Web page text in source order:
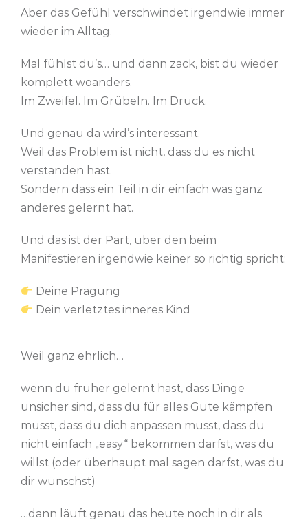
Aber das Gefühl verschwindet irgendwie immer
wieder im Alltag.
Mal fühlst du’s… und dann zack, bist du wieder
komplett woanders.
Im Zweifel. Im Grübeln. Im Druck.
Und genau da wird’s interessant.
Weil das Problem ist nicht, dass du es nicht
verstanden hast.
Sondern dass ein Teil in dir einfach was ganz
anderes gelernt hat.
Und das ist der Part, über den beim
Manifestieren irgendwie keiner so richtig spricht:
Deine Prägung
Dein verletztes inneres Kind
Weil ganz ehrlich…
wenn du früher gelernt hast, dass Dinge
unsicher sind, dass du für alles Gute kämpfen
musst, dass du dich anpassen musst, dass du
nicht einfach „easy“ bekommen darfst, was du
willst (oder überhaupt mal sagen darfst, was du
dir wünschst)
…dann läuft genau das heute noch in dir als